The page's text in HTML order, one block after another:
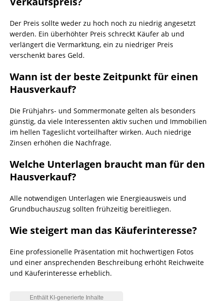
Der Preis sollte weder zu hoch noch zu niedrig angesetzt
werden. Ein überhöhter Preis schreckt Käufer ab und
verlängert die Vermarktung, ein zu niedriger Preis
verschenkt bares Geld.
Wann ist der beste Zeitpunkt für einen
Hausverkauf?
Die Frühjahrs- und Sommermonate gelten als besonders
günstig, da viele Interessenten aktiv suchen und Immobilien
im hellen Tageslicht vorteilhafter wirken. Auch niedrige
Zinsen erhöhen die Nachfrage.
Welche Unterlagen braucht man für den
Hausverkauf?
Alle notwendigen Unterlagen wie Energieausweis und
Grundbuchauszug sollten frühzeitig bereitliegen.
Wie steigert man das Käuferinteresse?
Eine professionelle Präsentation mit hochwertigen Fotos
und einer ansprechenden Beschreibung erhöht Reichweite
und Käuferinteresse erheblich.